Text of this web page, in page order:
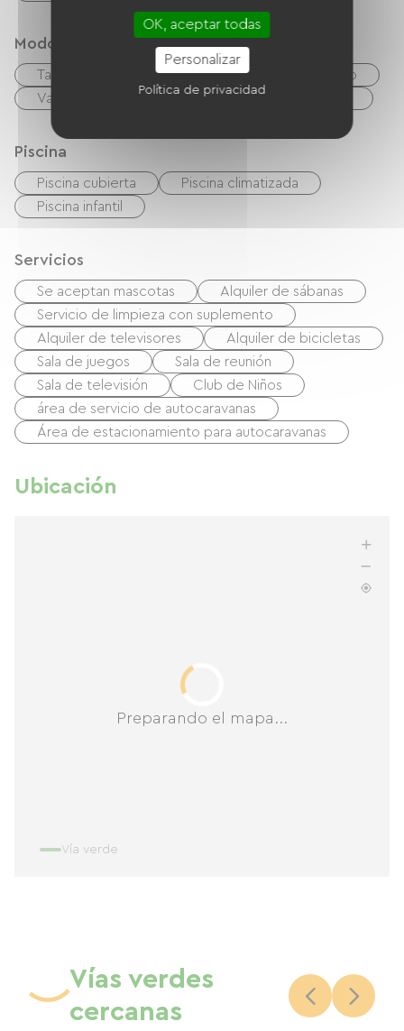
Modos de paiement
Tarjeta De Crédito cheques
Efectivo
Vales de vacaciones (ANCV)
Piscina
Piscina cubierta
Piscina climatizada
Piscina infantil
Servicios
Se aceptan mascotas
Alquiler de sábanas
Servicio de limpieza con suplemento
Alquiler de televisores
Alquiler de bicicletas
Sala de juegos
Sala de reunión
Sala de televisión
Club de Niños
área de servicio de autocaravanas
Área de estacionamiento para autocaravanas
Ubicación
Preparando el mapa...
Vía verde
Vías verdes
cercanas
OK, aceptar todas
Personalizar
Política de privacidad